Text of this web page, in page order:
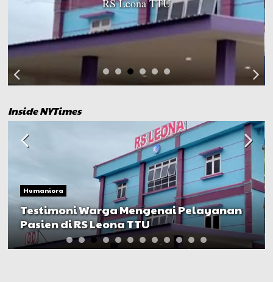
Inside NYTimes
Humaniora
Testimoni Warga Mengenai Pelayanan
Pasien di RS Leona TTU